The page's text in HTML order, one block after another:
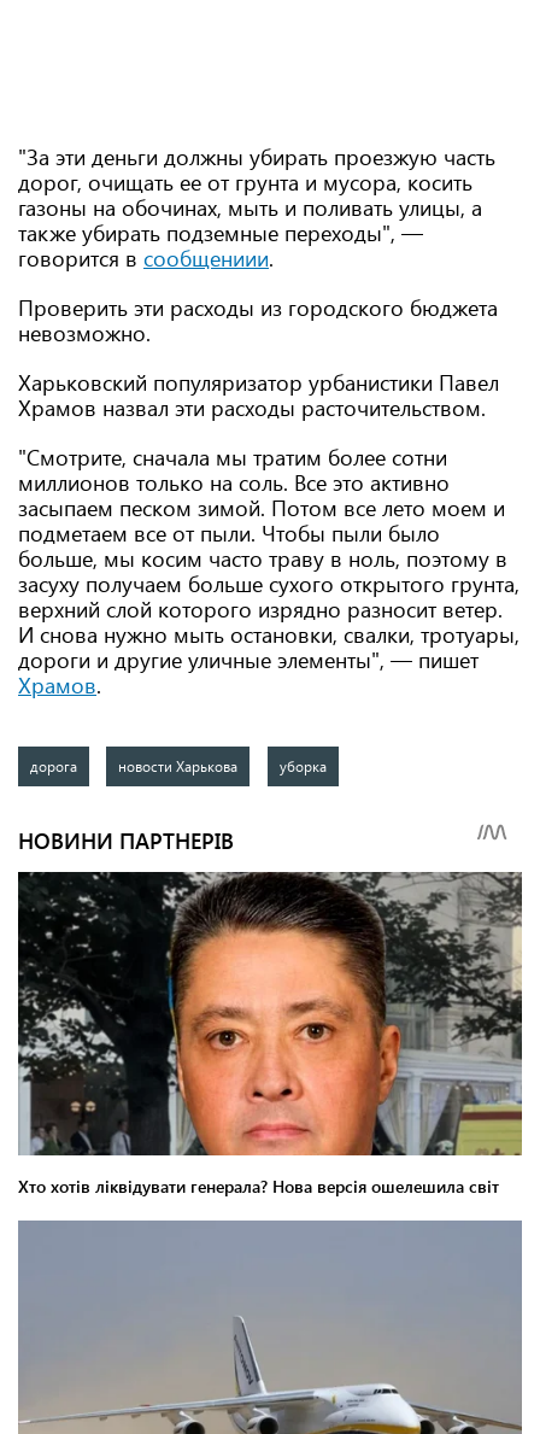
"За эти деньги должны убирать проезжую часть
дорог, очищать ее от грунта и мусора, косить
газоны на обочинах, мыть и поливать улицы, а
также убирать подземные переходы", —
говорится в сообщениии.
Проверить эти расходы из городского бюджета
невозможно.
Харьковский популяризатор урбанистики Павел
Храмов назвал эти расходы расточительством.
"Смотрите, сначала мы тратим более сотни
миллионов только на соль. Все это активно
засыпаем песком зимой. Потом все лето моем и
подметаем все от пыли. Чтобы пыли было
больше, мы косим часто траву в ноль, поэтому в
засуху получаем больше сухого открытого грунта,
верхний слой которого изрядно разносит ветер.
И снова нужно мыть остановки, свалки, тротуары,
дороги и другие уличные элементы", — пишет
Храмов.
дорога новости Харькова уборка